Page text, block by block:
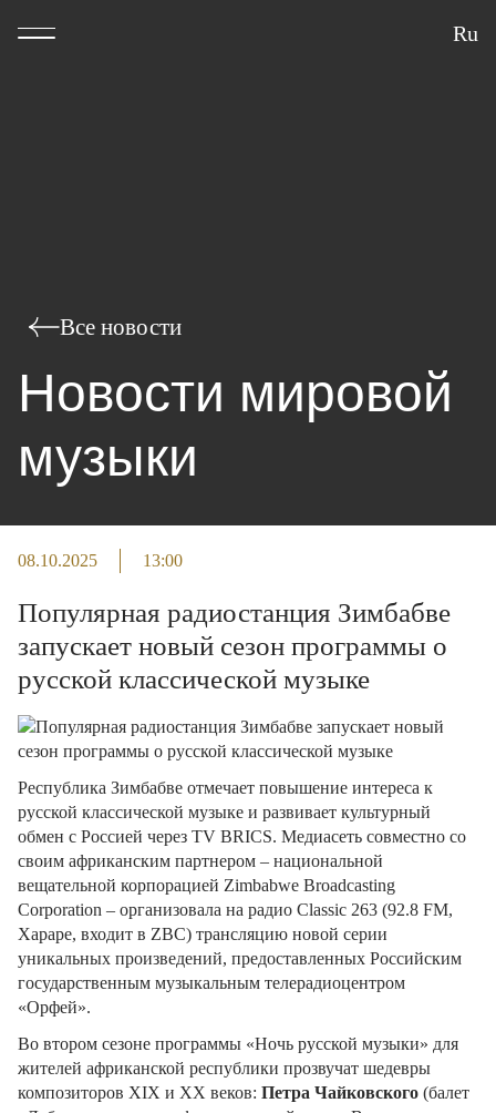
Ru
Все новости
Новости мировой
музыки
08.10.2025 13:00
Популярная радиостанция Зимбабве
запускает новый сезон программы о
русской классической музыке
Республика Зимбабве отмечает повышение интереса к
русской классической музыке и развивает культурный
обмен с Россией через TV BRICS. Медиасеть совместно со
своим африканским партнером – национальной
вещательной корпорацией Zimbabwe Broadcasting
Corporation – организовала на радио Classic 263 (92.8 FM,
Хараре, входит в ZBC) трансляцию новой серии
уникальных произведений, предоставленных Российским
государственным музыкальным телерадиоцентром
«Орфей».
Во втором сезоне программы «Ночь русской музыки» для
жителей африканской республики прозвучат шедевры
композиторов XIX и XX веков: Петра Чайковского (балет